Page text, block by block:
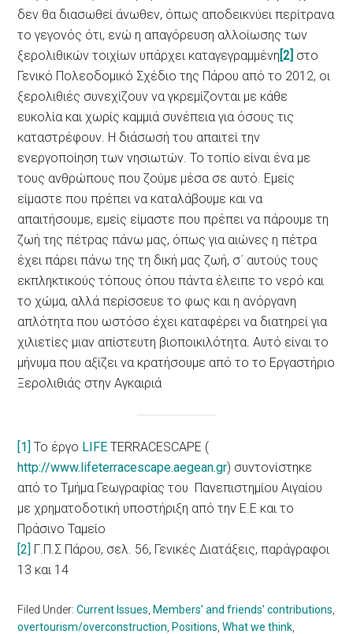
δεν θα διασωθεί άνωθεν, όπως αποδεικνύει περίτρανα
το γεγονός ότι, ενώ η απαγόρευση αλλοίωσης των
ξερολιθικών τοιχίων υπάρχει καταγεγραμμένη [2] στο
Γενικό Πολεοδομικό Σχέδιο της Πάρου από το 2012, οι
ξερολιθιές συνεχίζουν να γκρεμίζονται με κάθε
ευκολία και χωρίς καμμιά συνέπεια για όσους τις
καταστρέφουν. Η διάσωσή του απαιτεί την
ενεργοποίηση των νησιωτών. Το τοπίο είναι ένα με
τους ανθρώπους που ζούμε μέσα σε αυτό. Εμείς
είμαστε που πρέπει να καταλάβουμε και να
απαιτήσουμε, εμείς είμαστε που πρέπει να πάρουμε τη
ζωή της πέτρας πάνω μας, όπως για αιώνες η πέτρα
έχει πάρει πάνω της τη δική μας ζωή, σ΄ αυτούς τους
εκπληκτικούς τόπους όπου πάντα έλειπε το νερό και
το χώμα, αλλά περίσσευε το φως και η ανόργανη
απλότητα που ωστόσο έχει καταφέρει να διατηρεί για
χιλιετίες μιαν απίστευτη βιοποικιλότητα. Αυτό είναι το
μήνυμα που αξίζει να κρατήσουμε από το το Εργαστήριο
Ξερολιθιάς στην Αγκαιριά
[1] Το έργο LIFE TERRACESCAPE (
http://www.lifeterracescape.aegean.gr) συντονίστηκε
από το Τμήμα Γεωγραφίας του Πανεπιστημίου Αιγαίου
με χρηματοδοτική υποστήριξη από την Ε.Ε και το
Πράσινο Ταμείο
[2] Γ.Π.Σ Πάρου, σελ. 56, Γενικές Διατάξεις, παράγραφοι
13 και 14
Filed Under:Current Issues ,Members' and friends' contributions
overtourism/overconstruction ,Positions ,What we think